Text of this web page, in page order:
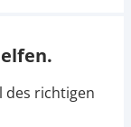
des richtigen